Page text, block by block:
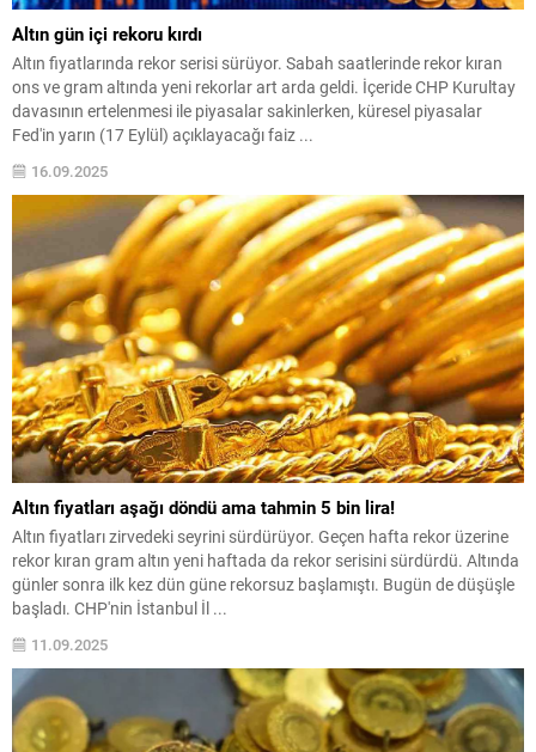
Altın gün içi rekoru kırdı
Altın fiyatlarında rekor serisi sürüyor. Sabah saatlerinde rekor kıran
ons ve gram altında yeni rekorlar art arda geldi. İçeride CHP Kurultay
davasının ertelenmesi ile piyasalar sakinlerken, küresel piyasalar
Fed'in yarın (17 Eylül) açıklayacağı faiz ...
16.09.2025
Altın fiyatları aşağı döndü ama tahmin 5 bin lira!
Altın fiyatları zirvedeki seyrini sürdürüyor. Geçen hafta rekor üzerine
rekor kıran gram altın yeni haftada da rekor serisini sürdürdü. Altında
günler sonra ilk kez dün güne rekorsuz başlamıştı. Bugün de düşüşle
başladı. CHP'nin İstanbul İl ...
11.09.2025